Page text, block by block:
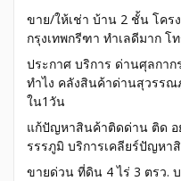
ขาย/ให้เช่า บ้าน 2 ชั้น โคร
กรุงเทพกรีฑา ทำเลดีมาก โ
ประกาศ บริการ ด่านศุลกา
ทำไง คลังสินค้าด่านสุวรร
ใน1วัน
แก้ปัญหาสินค้าติดด่าน ติด อ
รรรภูมิ บริการเคลียร์ปัญหา
ขายด่วน ที่ดิน 4 ไร่ 3 ตรว.